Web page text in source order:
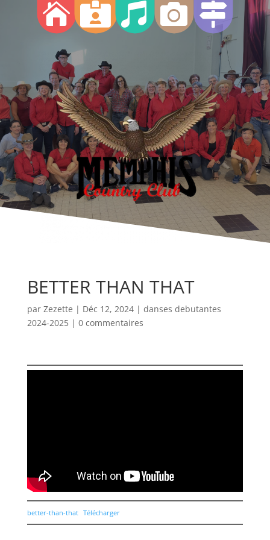
    
BETTER THAN THAT
par Zezette | Déc 12, 2024| danses debutantes
2024-2025| 0 commentaires
better-than-that Télécharger